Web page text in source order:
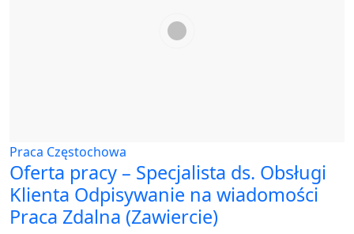
Praca Częstochowa
Oferta pracy – Specjalista ds. Obsługi
Klienta Odpisywanie na wiadomości
Praca Zdalna (Zawiercie)